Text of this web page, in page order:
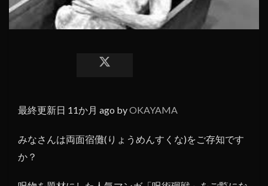
最終更新日 11か月 ago byOKAYAMA
みなさんは両面宿儺(りょうめんすくな)をご存知です
か？